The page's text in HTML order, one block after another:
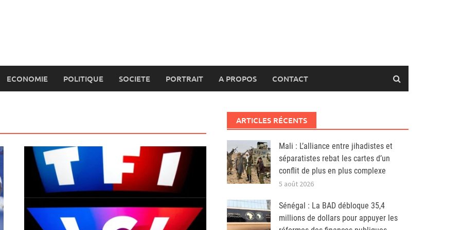
ECONOMIE POLITIQUE SOCIETE PORTRAIT A PROPOS CONTACT
ARTICLES RÉCENTS
Mali : L’alliance entre jihadistes et
séparatistes rebat les cartes d’un
conflit de plus en plus complexe
5 août 2026
Sénégal : La BAD débloque 35,4
millions de dollars pour appuyer les